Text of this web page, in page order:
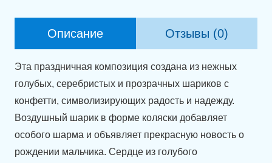
Описание Отзывы (0)
Эта праздничная композиция создана из нежных
голубых, серебристых и прозрачных шариков с
конфетти, символизирующих радость и надежду.
Воздушный шарик в форме коляски добавляет
особого шарма и объявляет прекрасную новость о
рождении мальчика. Сердце из голубого